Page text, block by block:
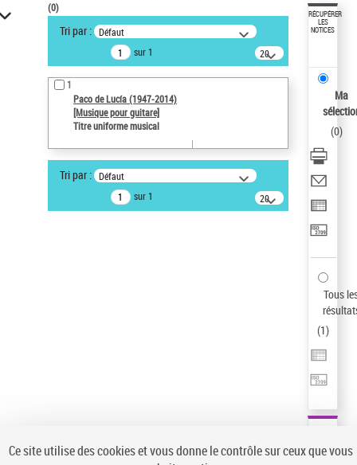
VOTRE RECHERCHE
Recherche avancée dans les
notices d’autorité
Œuvres liées à l'auteur :
Paco de Lucía (1947-2014)
Type de notice d'autorité
Œuvre
Sauvegarder votre recherche
(0)
Tri par : Défaut
sur 1
20
résultats/page
1
Paco de Lucía (1947-2014)
[Musique pour guitare]
Titre uniforme musical
Tri par : Défaut
sur 1
20
résultats/page
RÉCUPÉRER
LES
NOTICES
Ma
(0)
Tous
(1)
Ce site utilise des cookies et vous donne le contrôle sur ceux que vous